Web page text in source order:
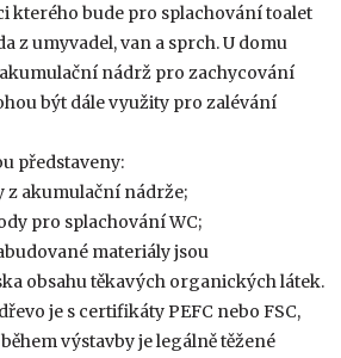
kterého bude pro splachování toalet
z umyvadel, van a sprch. U domu
nádrž pro zachycování
být dále využity pro zalévání
představeny:
z akumulační nádrže;
pro splachování WC;
materiály jsou
obsahu těkavých organických látek.
je s certifikáty PEFC nebo FSC,
výstavby je legálně těžené